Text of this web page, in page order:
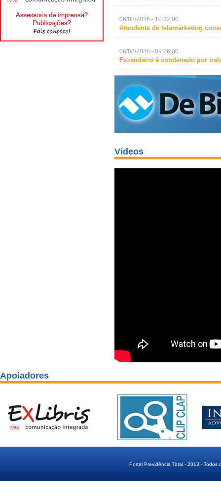
06/08/2026 - 10:32:00
Atendente de telemarketing
06/08/2026 - 09:26:00
Fazendeiro é condenado por
Vídeos
Apoiadores
Portal Previdência Total - 2013 - Todos